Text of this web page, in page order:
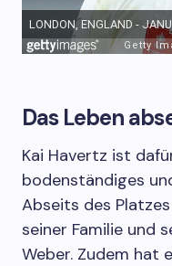
Das Leben
Kai Havertz ist
bodenständiges
Abseits des
seiner Familie und
Weber. Zudem hat